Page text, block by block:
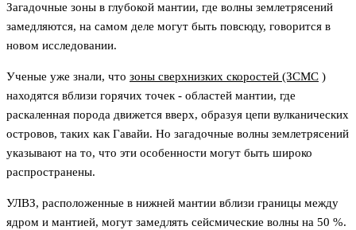
Загадочные зоны в глубокой мантии, где волны землетрясений
замедляются, на самом деле могут быть повсюду, говорится в
новом исследовании.
Ученые уже знали, что зоны сверхнизких скоростей (ЗСМС )
находятся вблизи горячих точек - областей мантии, где
раскаленная порода движется вверх, образуя цепи вулканических
островов, таких как Гавайи. Но загадочные волны землетрясений
указывают на то, что эти особенности могут быть широко
распространены.
УЛВЗ, расположенные в нижней мантии вблизи границы между
ядром и мантией, могут замедлять сейсмические волны на 50 %.